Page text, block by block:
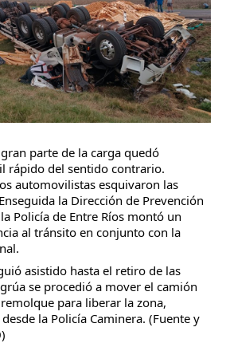
parte de la carga quedó
rápido del sentido contrario.
automovilistas esquivaron las
la Dirección de Prevención
Policía de Entre Ríos montó un
al tránsito en conjunto con la
asistido hasta el retiro de las
se procedió a mover el camión
para liberar la zona,
la Policía Caminera. (Fuente y